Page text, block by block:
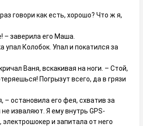
говори как есть, хорошо? Что ж я,
– заверила его Маша.
упал Колобок. Упал и покатился за
Ваня, вскакивая на ноги. – Стой,
Погрызут всего, да в грязи
– остановила его фея, схватив за
изваляют. Я ему внутрь GPS-
электрошокер и запитала от него